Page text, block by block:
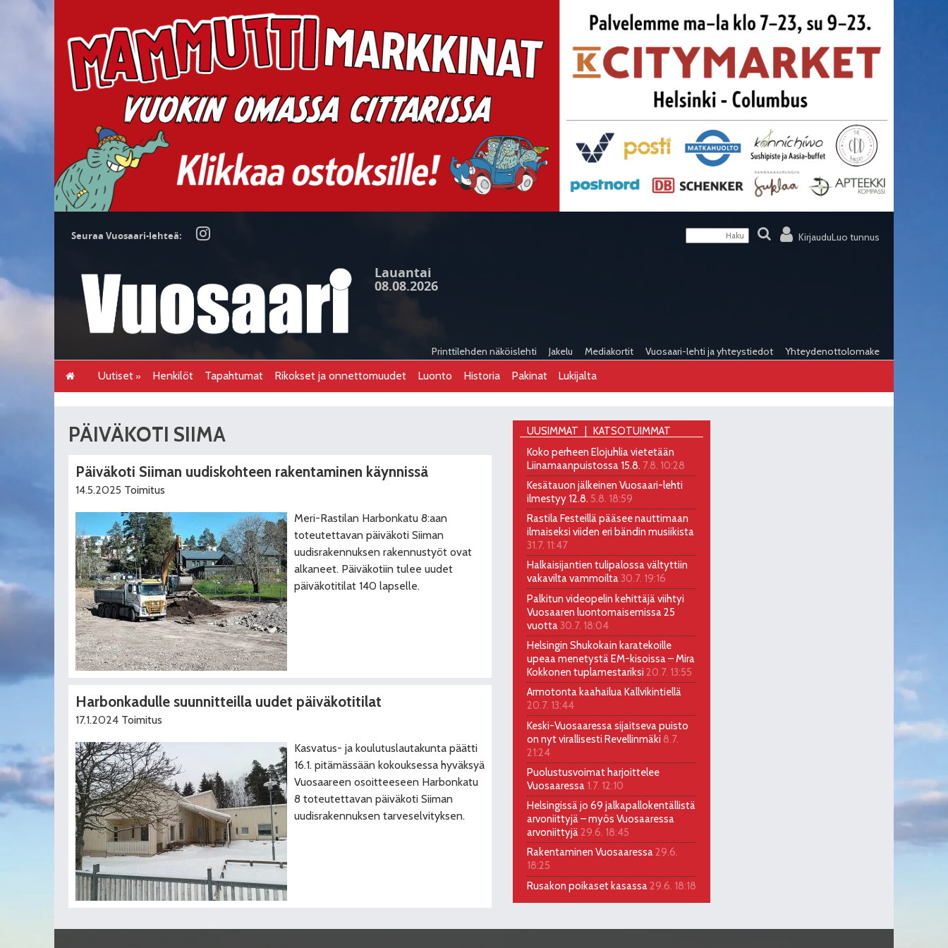
KirjauduLuo tunnus
Seuraa Vuosaari-lehteä:
Lauantai
08.08.2026
Printtilehden näköislehti Jakelu Mediakortit Vuosaari-lehti ja yhteystiedot Yhteydenottolomake
Uutiset Henkilöt Tapahtumat Rikokset ja onnettomuudet Luonto Historia Pakinat Lukijalta
PÄIVÄKOTI SIIMA
Päiväkoti Siiman uudiskohteen rakentaminen käynnissä
14.5.2025 Toimitus
Meri-Rastilan Harbonkatu 8:aan
toteutettavan päiväkoti Siiman
uudisrakennuksen rakennustyöt ovat
alkaneet. Päiväkotiin tulee uudet
päiväkotitilat 140 lapselle.
Harbonkadulle suunnitteilla uudet päiväkotitilat
17.1.2024 Toimitus
Kasvatus- ja koulutuslautakunta päätti
16.1. pitämässään kokouksessa hyväksyä
Vuosaareen osoitteeseen Harbonkatu
8 toteutettavan päiväkoti Siiman
uudisrakennuksen tarveselvityksen.
UUSIMMAT
KATSOTUIMMAT
Koko perheen Elojuhlia vietetään
Liinamaanpuistossa 15.8. 7.8. 10:28
Kesätauon jälkeinen Vuosaari-lehti
ilmestyy 12.8. 5.8. 18:59
Rastila Festeillä pääsee nauttimaan
ilmaiseksi viiden eri bändin musiikista
31.7. 11:47
Halkaisijantien tulipalossa vältyttiin
vakavilta vammoilta30.7. 19:16
Palkitun videopelin kehittäjä viihtyi
Vuosaaren luontomaisemissa 25
vuotta30.7. 18:04
Helsingin Shukokain karatekoille
upeaa menetystä EM-kisoissa – Mira
Kokkonen tuplamestariksi 20.7. 13:55
Armotonta kaahailua Kallvikintiellä
20.7. 13:44
Keski-Vuosaaressa sijaitseva puisto
on nyt virallisesti Revellinmäki 8.7.
21:24
Puolustusvoimat harjoittelee
Vuosaaressa 1.7. 12:10
Helsingissä jo 69 jalkapallokentällistä
arvoniittyjä – myös Vuosaaressa
arvoniittyjä29.6. 18:45
Rakentaminen Vuosaaressa29.6.
18:25
Rusakon poikaset kasassa29.6. 18:18